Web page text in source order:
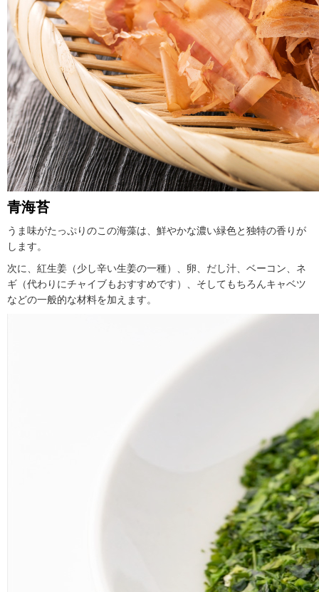
青海苔
うま味がたっぷりのこの海藻は、鮮やかな濃い緑色と独特の香りが
します。
次に、紅生姜（少し辛い生姜の一種）、卵、だし汁、ベーコン、ネ
ギ（代わりにチャイブもおすすめです）、そしてもちろんキャベツ
などの一般的な材料を加えます。